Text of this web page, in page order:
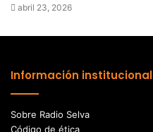
abril 23, 2026
Información institucional
Sobre Radio Selva
Código de ética